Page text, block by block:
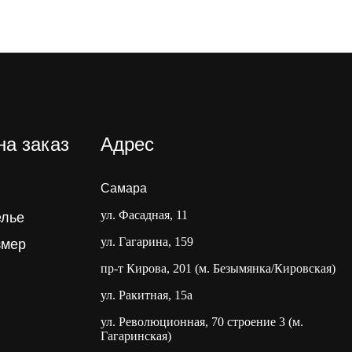
заказ Адрес
Самара
ул. Фасадная, 11
ул. Гагарина, 159
пр-т Кирова, 201 (м. Безымянка/Кировская)
ул. Ракитная, 15а
ул. Революционная, 70 строение 3 (м.
Гагаринская)